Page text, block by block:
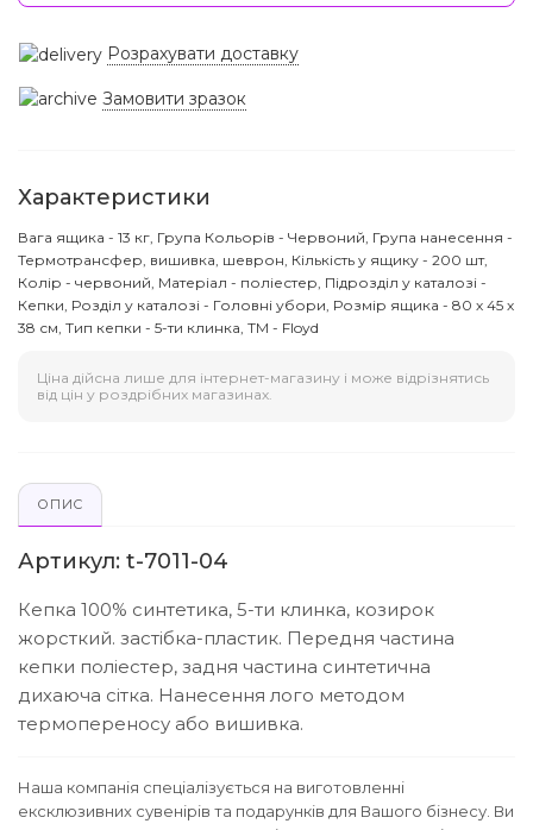
Розрахувати доставку
Замовити зразок
Характеристики
Вага ящика - 13 кг, Група Кольорів - Червоний, Група нанесення -
Термотрансфер, вишивка, шеврон, Кількість у ящику - 200 шт,
Колір - червоний, Матеріал - поліестер, Підрозділ у каталозі -
Кепки, Розділ у каталозі - Головні убори, Розмір ящика - 80 х 45 х
38 см, Тип кепки - 5-ти клинка, ТМ - Floyd
Ціна дійсна лише для інтернет-магазину і може відрізнятись
від цін у роздрібних магазинах.
ОПИС
Артикул: t-7011-04
Кепка 100% синтетика, 5-ти клинка, козирок
жорсткий. застібка-пластик. Передня частина
кепки поліестер, задня частина синтетична
дихаюча сітка. Нанесення лого методом
термопереносу або вишивка.
Наша компанія спеціалізується на виготовленні
ексклюзивних сувенірів та подарунків для Вашого бізнесу. Ви